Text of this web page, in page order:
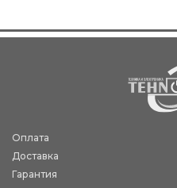
Оплата
Доставка
Гарантия